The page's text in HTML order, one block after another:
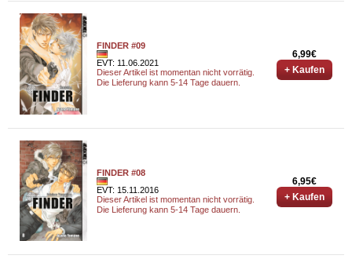
FINDER #09
EVT: 11.06.2021
Dieser Artikel ist momentan nicht vorrätig.
Die Lieferung kann 5-14 Tage dauern.
6,99€
+ Kaufen
FINDER #08
EVT: 15.11.2016
Dieser Artikel ist momentan nicht vorrätig.
Die Lieferung kann 5-14 Tage dauern.
6,95€
+ Kaufen